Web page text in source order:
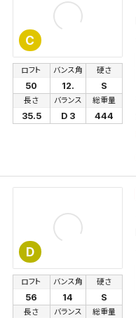
C
ロフト
50
バンス角
12.
硬さ
S
長さ
35.5
バランス
D 3
総重量
444
D
ロフト
56
バンス角
14
硬さ
S
長さ バランス 総重量